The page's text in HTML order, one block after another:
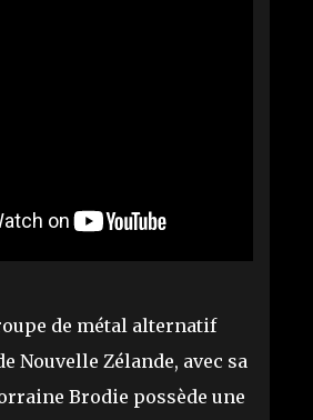
de métal alternatif
Nouvelle Zélande, avec sa
Brodie possède une